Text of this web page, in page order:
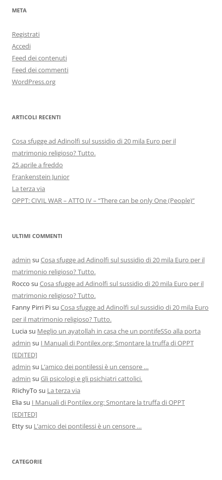
META
Registrati
Accedi
Feed dei contenuti
Feed dei commenti
WordPress.org
ARTICOLI RECENTI
Cosa sfugge ad Adinolfi sul sussidio di 20 mila Euro per il
matrimonio religioso? Tutto.
25 aprile a freddo
Frankenstein Junior
La terza via
OPPT: CIVIL WAR – ATTO IV – “There can be only One (People)”
ULTIMI COMMENTI
admin su Cosa sfugge ad Adinolfi sul sussidio di 20 mila Euro per il
matrimonio religioso? Tutto.
Rocco su Cosa sfugge ad Adinolfi sul sussidio di 20 mila Euro per il
matrimonio religioso? Tutto.
Fanny Pirri Pisu Cosa sfugge ad Adinolfi sul sussidio di 20 mila Euro
per il matrimonio religioso? Tutto.
Luciasu Meglio un ayatollah in casa che un pontifeSSo alla porta
admin su I Manuali di Pontilex.org: Smontare la truffa di OPPT
[EDITED]
admin su L’amico dei pontilessi è un censore …
admin su Gli psicologi e gli psichiatri cattolici.
RIichyTo su La terza via
Eliasu I Manuali di Pontilex.org: Smontare la truffa di OPPT
[EDITED]
Ettysu L’amico dei pontilessi è un censore …
CATEGORIE